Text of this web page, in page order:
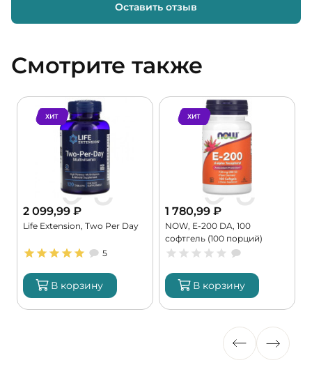
Оставить отзыв
Смотрите также
ХИТ
2 099,99 ₽
Life Extension, Two Per Day
5
В корзину
ХИТ
1 780,99 ₽
NOW, E-200 DA, 100
софтгель (100 порций)
В корзину